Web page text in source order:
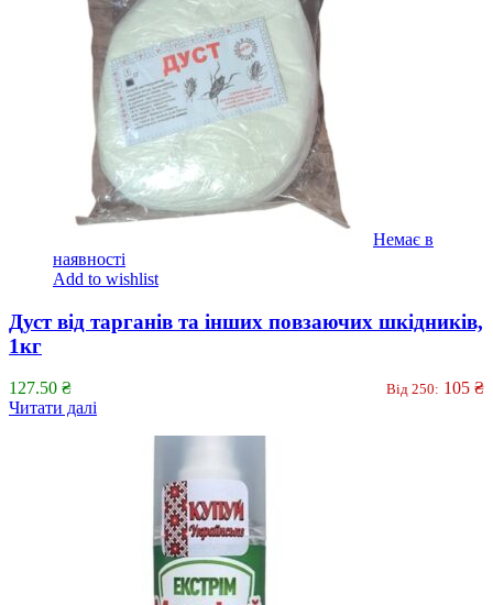
Немає в
наявності
Add to wishlist
Дуст від тарганів та інших повзаючих шкідників,
1кг
127.50 ₴ Від 250: 105 ₴
Читати далі